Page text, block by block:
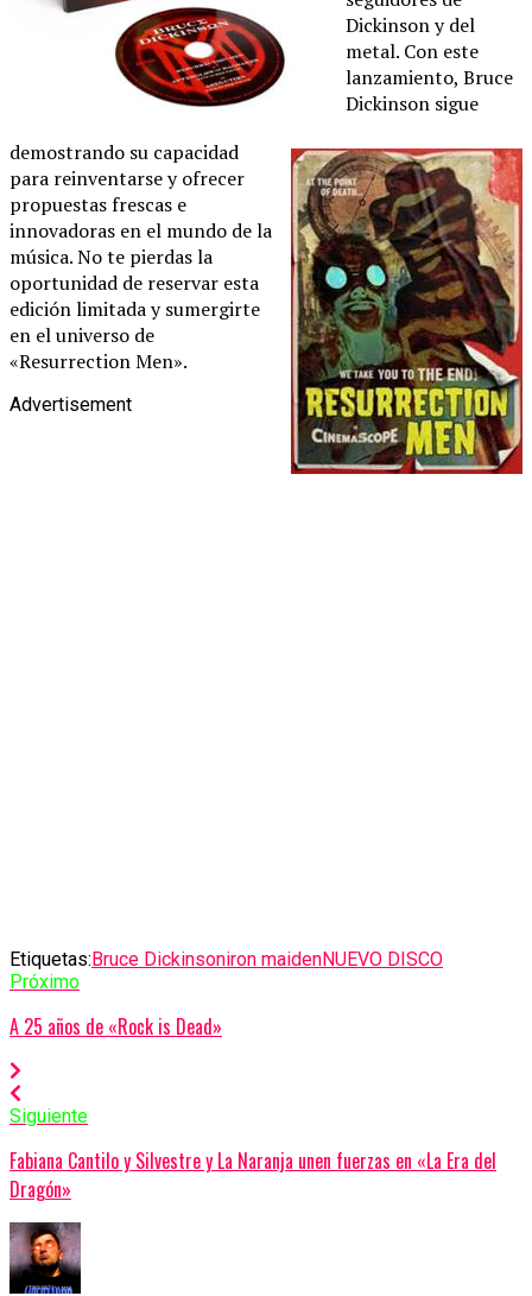
Dickinson y del
metal. Con este
lanzamiento, Bruce
Dickinson sigue
demostrando su capacidad
para reinventarse y ofrecer
propuestas frescas e
innovadoras en el mundo de la
música. No te pierdas la
oportunidad de reservar esta
edición limitada y sumergirte
en el universo de
«Resurrection Men».
Advertisement
Etiquetas:Bruce Dickinsoniron maidenNUEVO DISCO
Próximo
A 25 años de «Rock is Dead»
Siguiente
Fabiana Cantilo y Silvestre y La Naranja unen fuerzas en «La Era del
Dragón»